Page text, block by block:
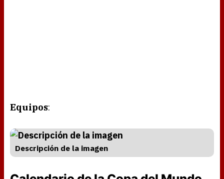
Equipos:
Descripción de la imagen